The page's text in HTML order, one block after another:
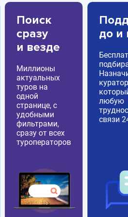
Поиск
сразу
и везде
Миллионы
актуальных
туров на
одной
странице, с
удобными
фильтрами,
сразу от всех
туроператоров
до и
любую
связи